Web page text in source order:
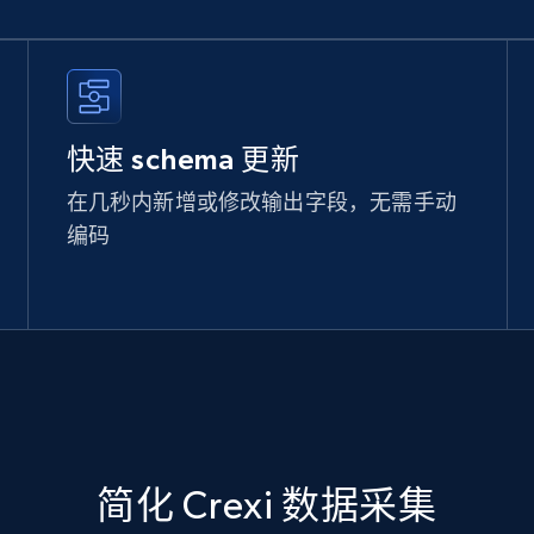
快速 schema 更新
在几秒内新增或修改输出字段，无需手动
编码
简化 Crexi 数据采集